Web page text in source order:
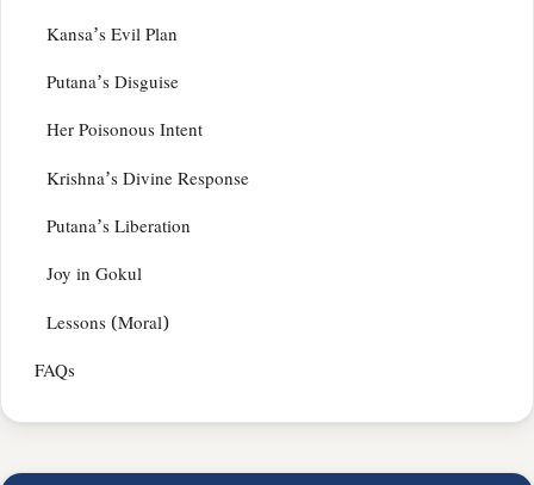
Kansa’s Evil Plan
Putana’s Disguise
Her Poisonous Intent
Krishna’s Divine Response
Putana’s Liberation
Joy in Gokul
Lessons (Moral)
FAQs